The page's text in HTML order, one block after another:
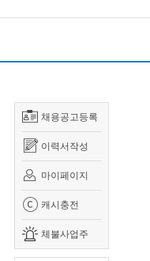
채용공고등록
이력서작성
마이페이지
캐시충전
체불사업주